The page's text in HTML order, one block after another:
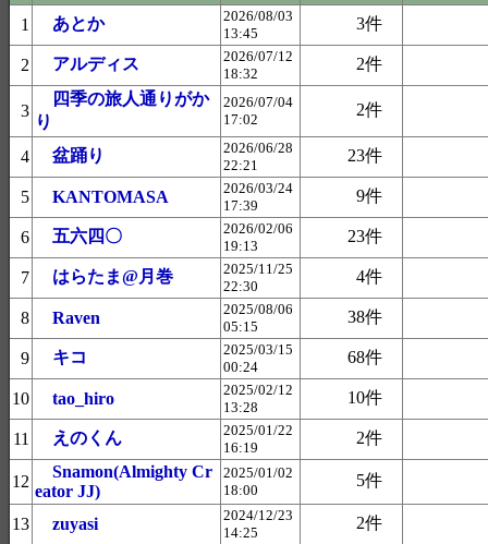
1
あとか
2026/08/03
13:45
3件
2 アルディス
2026/07/12
18:32
2件
3
四季の旅人通りがか
り
2026/07/04
17:02
2件
4 盆踊り
2026/06/28
22:21
23件
5 KANTOMASA
2026/03/24
17:39
9件
6 五六四〇
2026/02/06
19:13
23件
7 はらたま@月巻
2025/11/25
22:30
4件
8 Raven
2025/08/06
05:15
38件
9 キコ
2025/03/15
00:24
68件
10 tao_hiro
2025/02/12
13:28
10件
11 えのくん
2025/01/22
16:19
2件
12
Snamon(Almighty Cr
eator JJ)
2025/01/02
18:00
5件
13 zuyasi
2024/12/23
14:25
2件